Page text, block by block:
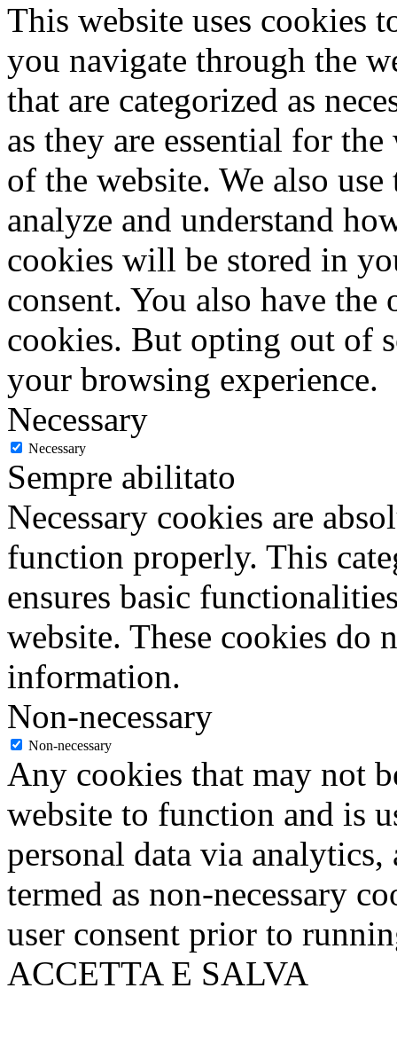
This website uses cookies
you navigate through the
that are categorized as
as they are essential for
of the website. We also
analyze and understand
cookies will be stored in
consent. You also have
cookies. But opting out of
your browsing experience.
Necessary
Necessary
Sempre abilitato
Necessary cookies are
function properly. This
ensures basic
website. These cookies do
information.
Non-necessary
Non-necessary
Any cookies that may not
website to function and is
personal data via analytics,
termed as non-necessary
user consent prior to
ACCETTA E SALVA